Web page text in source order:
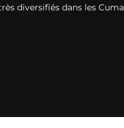
diversifiés dans les Cuma